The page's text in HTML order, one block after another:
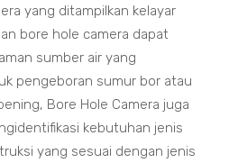
yang ditampilkan kelayar
bore hole camera dapat
sumber air yang
pengeboran sumur bor atau
Bore Hole Camera juga
kebutuhan jenis
yang sesuai dengan jenis